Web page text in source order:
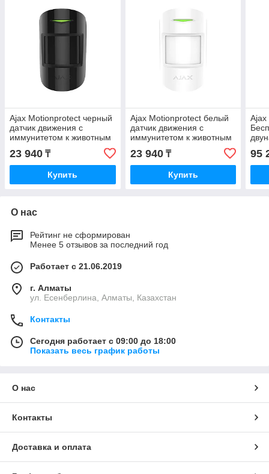
Ajax Motionprotect черный
датчик движения с
иммунитетом к животным
23 940 ₸
Купить
Ajax Motionprotect белый
датчик движения с
иммунитетом к животным
23 940₸
Купить
Ajax
95
О нас
Рейтинг не сформирован
Менее 5 отзывов за последний год
Работает с 21.06.2019
г. Алматы
ул. Есенберлина, Алматы, Казахстан
Контакты
Сегодня работает с 09:00 до 18:00
Показать весь график работы
О нас
Контакты
Доставка и оплата